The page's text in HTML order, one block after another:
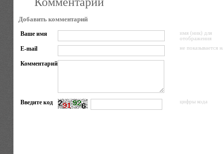
Добавить комментарий
Ваше имя
имя (ник) для
отображения
E-mail не показывается
Комментарий
Введите код цифры кода